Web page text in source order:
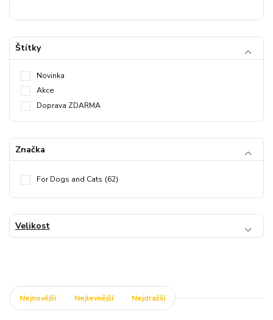
Štítky
Novinka
Akce
Doprava ZDARMA
Značka
For Dogs and Cats (62)
Velikost
Nejnovější Nejlevnější Nejdražší